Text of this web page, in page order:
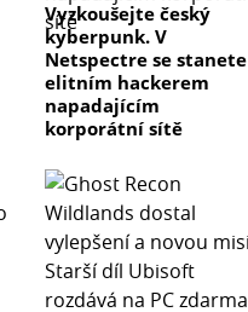
Vyzkoušejte český
kyberpunk. V
Netspectre se stanete
elitním hackerem
napadajícím
korporátní sítě